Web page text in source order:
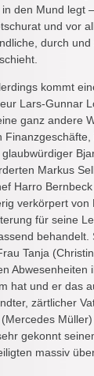
den Mund legt
und vor
durch
kommt
Lars-Gunnar
ganz andere
glaubwürdiger
Markus
Harro
verkörpert von
für seine
behandelt.
Tanja
Abwesenheiten
hat und er das
zärtlicher
gekonnt
massiv